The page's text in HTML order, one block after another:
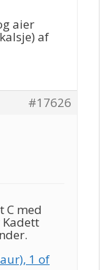
aier
af
#17626
C med